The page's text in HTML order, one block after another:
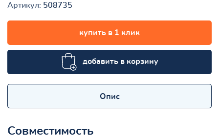
Артикул: 508735
купить в 1 клик
добавить в корзину
Опис
Совместимость